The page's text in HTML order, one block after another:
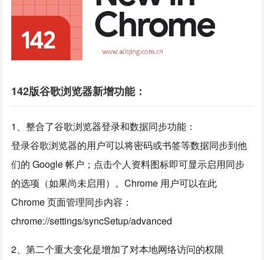
142版谷歌浏览器新增功能：
1、整合了谷歌浏览器登录和数据同步功能：
登录谷歌浏览器的用户可以将密码或书签等数据同步到他
们的 Google 帐户；点击个人资料图标即可显示启用同步
的选项（如果尚未启用）。Chrome 用户可以在此
Chrome 页面管理同步内容：
chrome://settings/syncSetup/advanced
2、第二个重大变化是增加了对本地网络访问的权限